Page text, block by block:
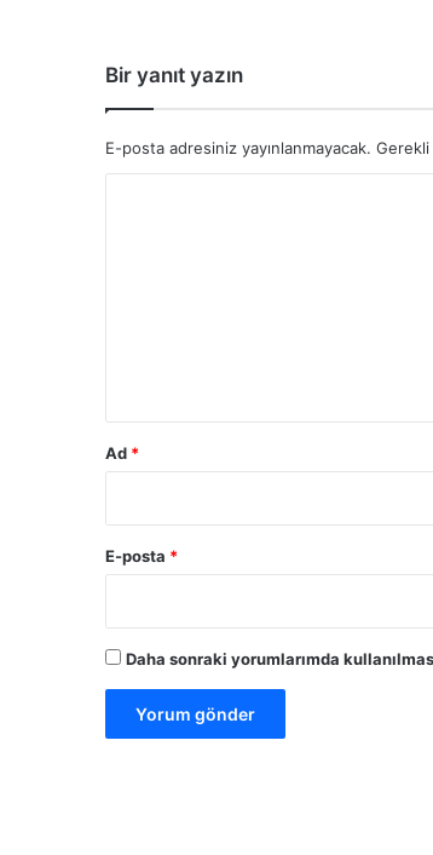
Bir yanıt yazın
E-posta adresiniz yayınlanmayacak. Gerekli
Ad *
E-posta *
Daha sonraki yorumlarımda